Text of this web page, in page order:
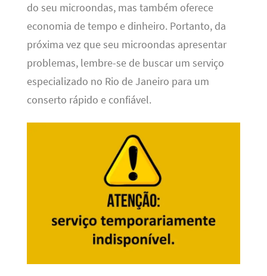
do seu microondas, mas também oferece
economia de tempo e dinheiro. Portanto, da
próxima vez que seu microondas apresentar
problemas, lembre-se de buscar um serviço
especializado no Rio de Janeiro para um
conserto rápido e confiável.